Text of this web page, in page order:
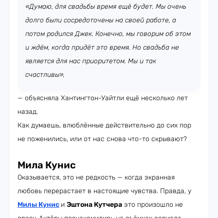
«Думаю, для свадьбы время ещё будет. Мы очень
долго были сосредоточены на своей работе, а
потом родился Джек. Конечно, мы говорим об этом
и ждём, когда придёт это время. Но свадьба не
является для нас приоритетом. Мы и так
счастливы»,
— объясняла Хантингтон-Уайтли ещё несколько лет
назад.
Как думаешь, влюблённые действительно до сих пор
не поженились, или от нас снова что-то скрывают?
Мила Кунис
Оказывается, это не редкость — когда экранная
любовь перерастает в настоящие чувства. Правда, у
Милы Кунис и Эштона Кутчера это произошло не